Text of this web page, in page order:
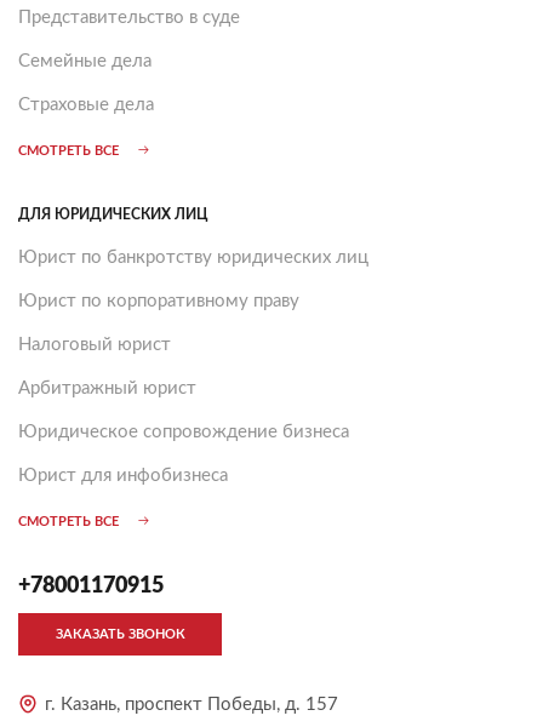
Представительство в суде
Семейные дела
Страховые дела
СМОТРЕТЬ ВСЕ
ДЛЯ ЮРИДИЧЕСКИХ ЛИЦ
Юрист по банкротству юридических лиц
Юрист по корпоративному праву
Налоговый юрист
Арбитражный юрист
Юридическое сопровождение бизнеса
Юрист для инфобизнеса
СМОТРЕТЬ ВСЕ
+78001170915
ЗАКАЗАТЬ ЗВОНОК
г. Казань, проспект Победы, д. 157